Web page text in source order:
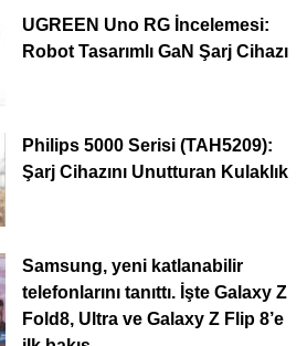
UGREEN Uno RG İncelemesi:
Robot Tasarımlı GaN Şarj Cihazı
Philips 5000 Serisi (TAH5209):
Şarj Cihazını Unutturan Kulaklık
Samsung, yeni katlanabilir
telefonlarını tanıttı. İşte Galaxy Z
Fold8, Ultra ve Galaxy Z Flip 8’e